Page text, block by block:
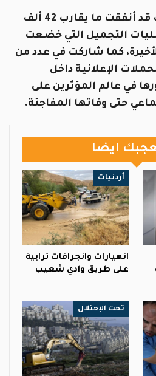
كانت باربرا جانكافسك قد أنفقت ما يقارب 42 ألف
التجميل التي خضعت
كما شاركت في عدد من
الإعلانية داخل
في عالم المؤثرين على
حتى وفاتها المفاجئة.
ايضا
أردنيات
انهيارات وانجرافات ترابية
على طريق وادي شعيب
تحت الإحتلال